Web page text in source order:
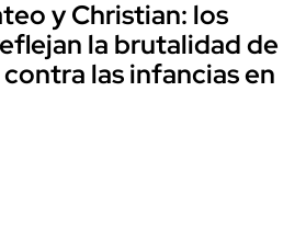
y Christian: los
la brutalidad de
las infancias en